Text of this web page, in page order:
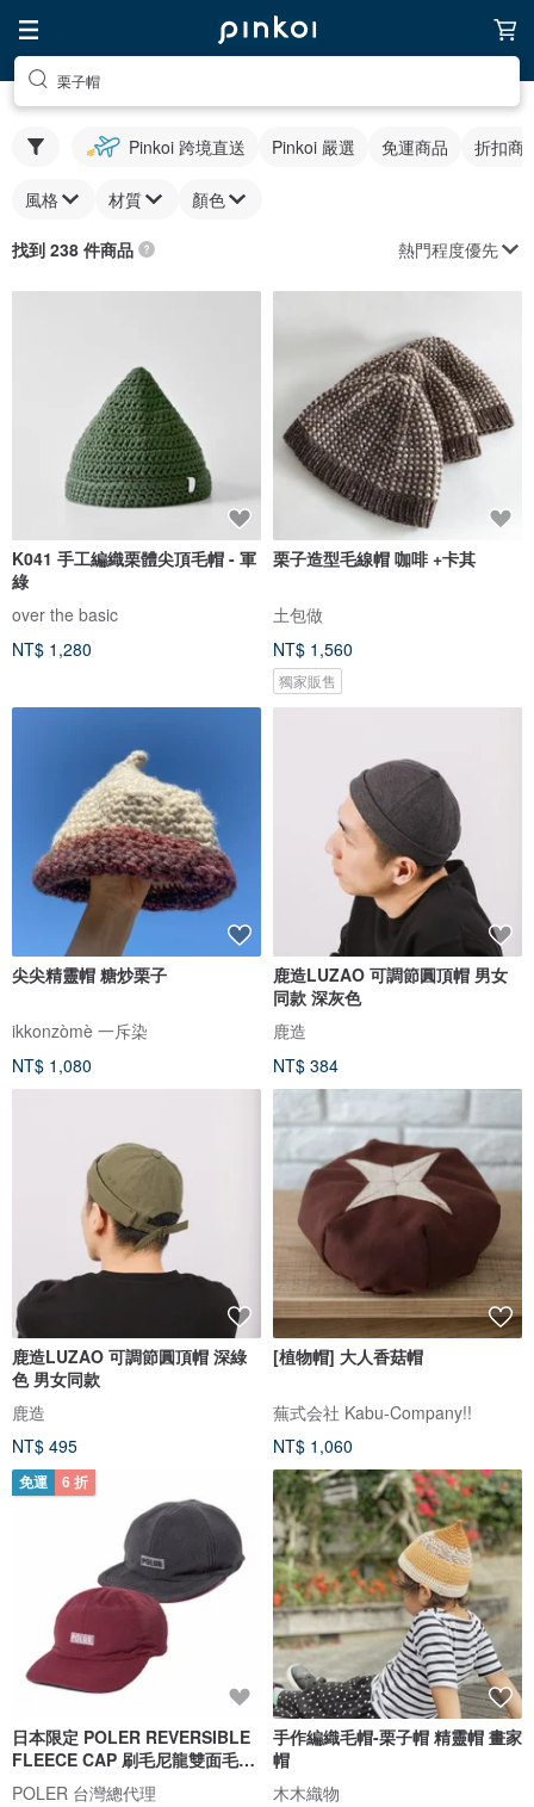
栗子帽
Pinkoi 跨境直送 Pinkoi 嚴選 免運商品 折扣商
風格 材質 顏色
找到 238 件商品 熱門程度優先
K041 手工編織栗體尖頂毛帽 - 軍
綠
over the basic
NT$ 1,280
栗子造型毛線帽 咖啡 +卡其
土包做
NT$ 1,560
獨家販售
尖尖精靈帽 糖炒栗子
ikkonzòmè 一斥染
NT$ 1,080
鹿造LUZAO 可調節圓頂帽 男女
同款 深灰色
鹿造
NT$ 384
鹿造LUZAO 可調節圓頂帽 深綠
色 男女同款
鹿造
NT$ 495
[植物帽] 大人香菇帽
蕪式会社 Kabu-Company!!
NT$ 1,060
免運 6 折
日本限定 POLER REVERSIBLE
FLEECE CAP 刷毛尼龍雙面毛帽/
栗子灰
POLER 台灣總代理
手作編織毛帽-栗子帽 精靈帽 畫家
帽
木木織物